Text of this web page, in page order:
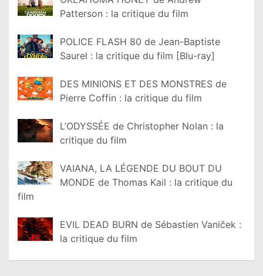
Patterson : la critique du film
POLICE FLASH 80 de Jean-Baptiste
Saurel : la critique du film [Blu-ray]
DES MINIONS ET DES MONSTRES de
Pierre Coffin : la critique du film
L’ODYSSÉE de Christopher Nolan : la
critique du film
VAIANA, LA LÉGENDE DU BOUT DU
MONDE de Thomas Kail : la critique du
film
EVIL DEAD BURN de Sébastien Vaniček :
la critique du film